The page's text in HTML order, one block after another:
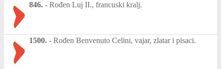
846. - Rođen Luj II., francuski kralj.
1500. - Rođen Benvenuto Celini, vajar, zlatar i pisaci.